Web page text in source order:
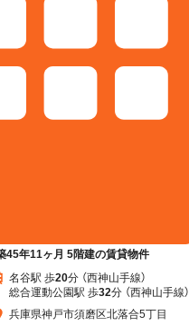
45年11ヶ月 5階建の賃貸物件
名谷駅 歩20分 （西神山手線）
総合運動公園駅 歩32分 （西神山手線）
兵庫県神戸市須磨区北落合5丁目